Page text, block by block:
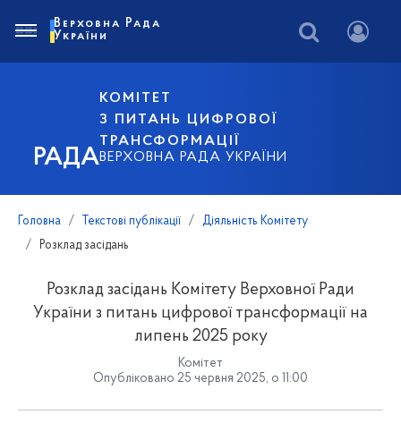
РАДА
КОМІТЕТ
З ПИТАНЬ ЦИФРОВОЇ
ТРАНСФОРМАЦІЇ
ВЕРХОВНА РАДА УКРАЇНИ
Верховна Рада
України
Головна Текстові публікації
Діяльність Комітету
Розклад засідань
Розклад засідань Комітету Верховної Ради
України з питань цифрової трансформації на
липень 2025 року
Комітет
Опубліковано 25 червня 2025, о 11:00